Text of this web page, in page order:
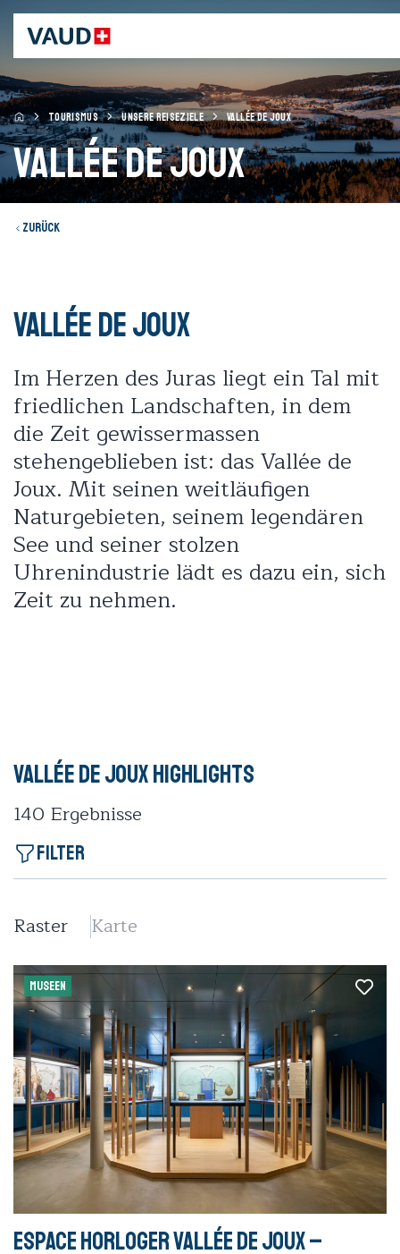
TOURISMUS UNSERE REISEZIELE VALLÉE DE JOUX
Vallée de Joux
Zurück
Vallée de Joux
Im Herzen des Juras liegt ein Tal mit
friedlichen Landschaften, in dem
die Zeit gewissermassen
stehengeblieben ist: das Vallée de
Joux. Mit seinen weitläufigen
Naturgebieten, seinem legendären
See und seiner stolzen
Uhrenindustrie lädt es dazu ein, sich
Zeit zu nehmen.
Vallée de Joux Highlights
140 Ergebnisse
Filter
Raster Karte
MUSEEN
Espace horloger Vallée de Joux –